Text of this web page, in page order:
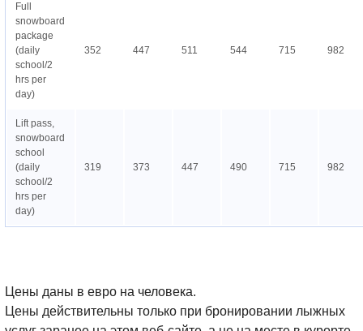
Full
snowboard
package
(daily
school/2
hrs per
day)
352 447 511 544 715 982
Lift pass,
snowboard
school
(daily
school/2
hrs per
day)
319 373 447 490 715 982
Цены даны в евро на человека.
Цены действительны только при бронировании лыжных